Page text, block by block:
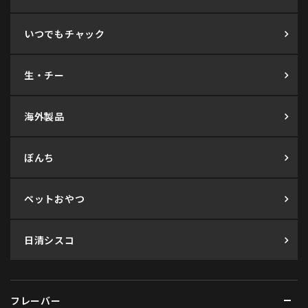
いつでもチャック
生・チー
海外製品
ぼんち
ペットおやつ
日清シスコ
フレーバー